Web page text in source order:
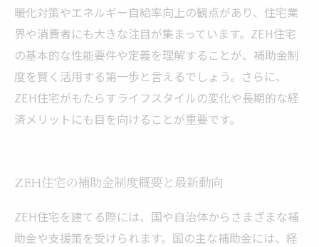
暖化対策やエネルギー自給率向上の観点があり、住宅業
界や消費者にも大きな注目が集まっています。ZEH住宅
の基本的な性能要件や定義を理解することが、補助金制
度を賢く活用する第一歩と言えるでしょう。さらに、
ZEH住宅がもたらすライフスタイルの変化や長期的な経
済メリットにも目を向けることが重要です。
ZEH住宅の補助金制度概要と最新動向
ZEH住宅を建てる際には、国や自治体からさまざまな補
助金や支援策を受けられます。国の主な補助金には、経